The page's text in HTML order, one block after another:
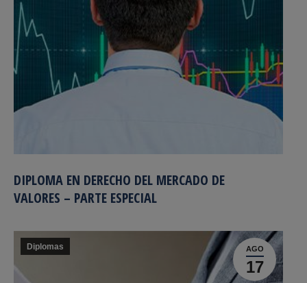
DIPLOMA EN DERECHO DEL MERCADO DE
VALORES – PARTE ESPECIAL
AGO
17
Diplomas